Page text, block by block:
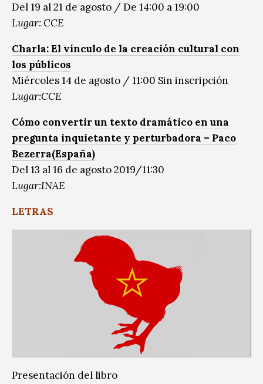
Del 19 al 21 de agosto / De 14:00 a 19:00
Lugar: CCE
Charla: El vínculo de la creación cultural con
los públicos
Miércoles 14 de agosto / 11:00 Sin inscripción
Lugar:CCE
Cómo convertir un texto dramático en una
pregunta inquietante y perturbadora – Paco
Bezerra(España)
Del 13 al 16 de agosto 2019/11:30
Lugar:INAE
LETRAS
Presentación del libro